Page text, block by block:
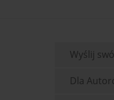
Wyślij
Dla